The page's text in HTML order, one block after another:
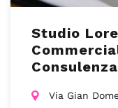
Studio
Via Gian